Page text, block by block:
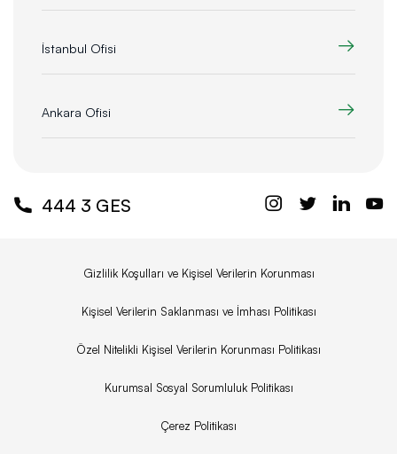
444 3 GES
İstanbul Ofisi
Ankara Ofisi
Gizlilik Koşulları ve Kişisel Verilerin Korunması
Kişisel Verilerin Saklanması ve İmhası Politikası
Özel Nitelikli Kişisel Verilerin Korunması Politikası
Kurumsal Sosyal Sorumluluk Politikası
Çerez Politikası